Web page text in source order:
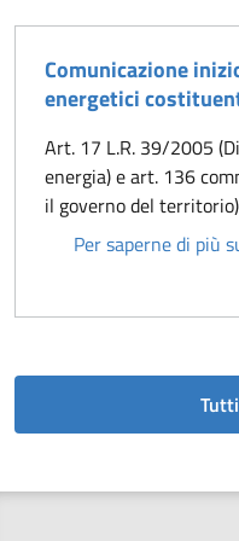
Comunicazione
energetici
Art. 17 L.R. 39/2005
energia) e art. 136
il governo del territorio)
Per saperne di più